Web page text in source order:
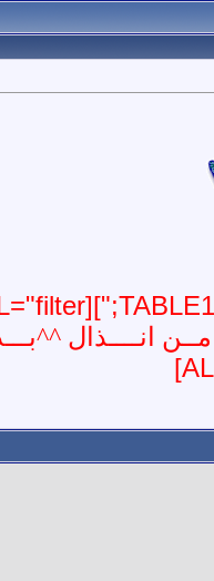
انــــذال